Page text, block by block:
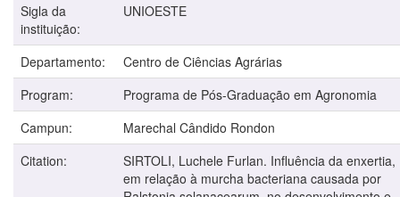
Sigla da
instituição:
UNIOESTE
Departamento:
Centro de Ciências Agrárias
Program:
Programa de Pós-Graduação em Agronomia
Campun:
Marechal Cândido Rondon
Citation:
SIRTOLI, Luchele Furlan. Influência da enxertia,
em relação à murcha bacteriana causada por